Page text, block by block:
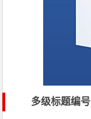
多级标题编号